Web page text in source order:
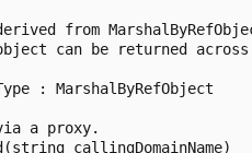
from
can be returned across
: MarshalByRefObject
a proxy.
callingDomainName)